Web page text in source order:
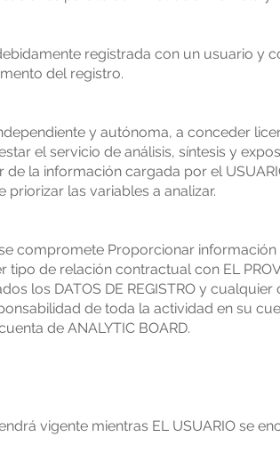
registrada con un usuario y
del registro.
y autónoma, a conceder
el servicio de análisis, síntesis y
la información cargada por el
las variables a analizar.
compromete Proporcionar información
de relación contractual con EL
los DATOS DE REGISTRO y cualquier
de toda la actividad en su
de ANALYTIC BOARD.
vigente mientras EL USUARIO se